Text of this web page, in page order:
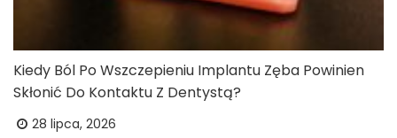
Kiedy Ból Po Wszczepieniu Implantu Zęba Powinien
Skłonić Do Kontaktu Z Dentystą?
28 lipca, 2026